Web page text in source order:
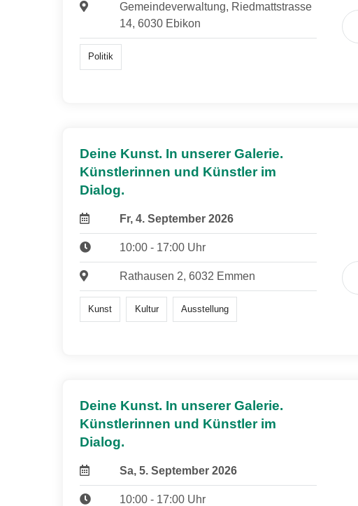
Gemeindeverwaltung, Riedmattstrasse
14, 6030 Ebikon
Politik
Deine Kunst. In unserer Galerie.
Künstlerinnen und Künstler im
Dialog.
Fr, 4. September 2026
10:00 - 17:00 Uhr
Rathausen 2, 6032 Emmen
Kunst Kultur Ausstellung
Deine Kunst. In unserer Galerie.
Künstlerinnen und Künstler im
Dialog.
Sa, 5. September 2026
10:00 - 17:00 Uhr